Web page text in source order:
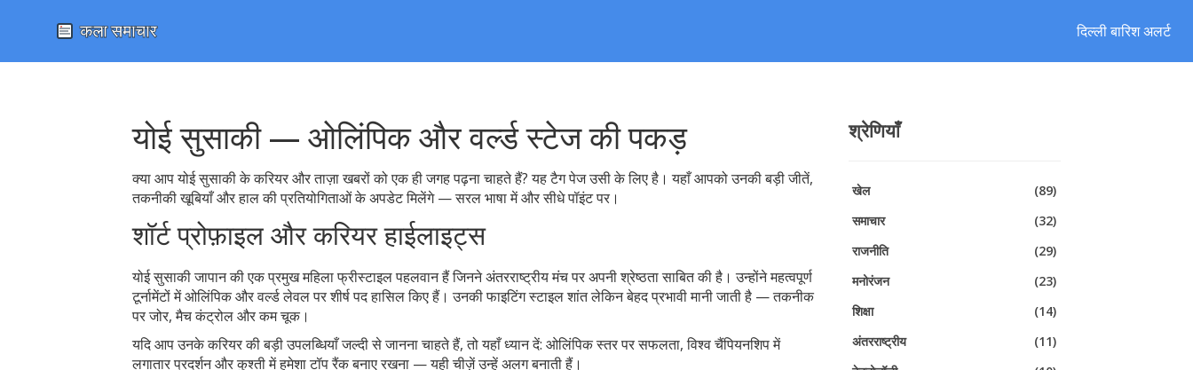
दिल्ली बारिश अलर्ट
योई सुसाकी — ओलिंपिक और वर्ल्ड स्टेज की पकड़
क्या आप योई सुसाकी के करियर और ताज़ा खबरों को एक ही जगह पढ़ना चाहते हैं? यह टैग पेज उसी के लिए है। यहाँ आपको उनकी बड़ी जीतें,
तकनीकी खूबियाँ और हाल की प्रतियोगिताओं के अपडेट मिलेंगे — सरल भाषा में और सीधे पॉइंट पर।
शॉर्ट प्रोफ़ाइल और करियर हाईलाइट्स
योई सुसाकी जापान की एक प्रमुख महिला फ्रीस्टाइल पहलवान हैं जिनने अंतरराष्ट्रीय मंच पर अपनी श्रेष्ठता साबित की है। उन्होंने महत्वपूर्ण
टूर्नामेंटों में ओलिंपिक और वर्ल्ड लेवल पर शीर्ष पद हासिल किए हैं। उनकी फाइटिंग स्टाइल शांत लेकिन बेहद प्रभावी मानी जाती है — तकनीक
पर जोर, मैच कंट्रोल और कम चूक।
यदि आप उनके करियर की बड़ी उपलब्धियाँ जल्दी से जानना चाहते हैं, तो यहाँ ध्यान दें: ओलिंपिक स्तर पर सफलता, विश्व चैंपियनशिप में
लगातार प्रदर्शन और कुश्ती में हमेशा टॉप रैंक बनाए रखना — यही चीज़ें उन्हें अलग बनाती हैं।
श्रेणियाँ
खेल
(89)
समाचार
(32)
राजनीति
(29)
मनोरंजन
(23)
शिक्षा
(14)
अंतरराष्ट्रीय
(11)